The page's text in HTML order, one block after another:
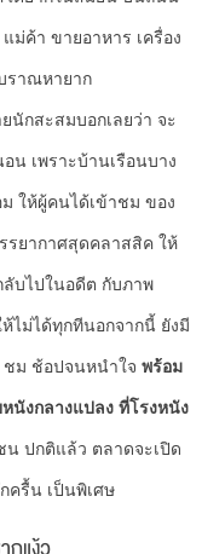
ม่ค้า ขายอาหาร เครื่อง
ราณหายาก
นักสะสมบอกเลยว่า จะ
น เพราะบ้านเรือนบาง
ให้ผู้คนได้เข้าชม ของ
รยากาศสุดคลาสสิค ให้
บไปในอดีต กับภาพ
ไม่ได้ทุกทีนอกจากนี้ ยังมี
ชม ช้อปจนหนำใจ พร้อม
นังกลางแปลง ที่โรงหนัง
น ปกติแล้ว ตลาดจะเปิด
ครื้น เป็นพิเศษ